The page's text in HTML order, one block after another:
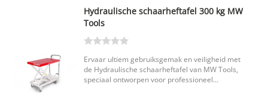
bromfietsen Voldoet aan de nieuwste CE
richtlijnen en wordt geleverd met CE certificaat
Maximaal draagvermogen van 360 kg
Productkenmerken Merk: HBM Draagvermogen
horizontaal: 360 kg Maximale belasting: 360 kg
Breedte: 48 cm Hoogte: 80 cm Lengte: 221,5 cm
Productgewicht: 97 kg EAN code:
7435125583573 Voor een goede werking wordt
Hydraulische schaarheftafel 300 kg MW
Tools
Ervaar ultiem gebruiksgemak en veiligheid met
de Hydraulische schaarheftafel van MW Tools,
speciaal ontworpen voor professioneel